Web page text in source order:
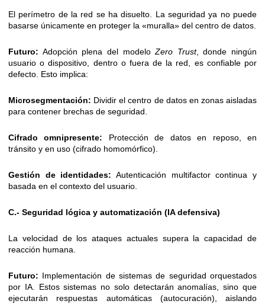
El perímetro de la red se ha disuelto. La seguridad ya no puede
basarse únicamente en proteger la «muralla» del centro de datos.
Futuro: Adopción plena del modeloZero Trust, donde ningún
usuario o dispositivo, dentro o fuera de la red, es confiable por
defecto. Esto implica:
Microsegmentación: Dividir el centro de datos en zonas aisladas
para contener brechas de seguridad.
Cifrado omnipresente: Protección de datos en reposo, en
tránsito y en uso (cifrado homomórfico).
Gestión de identidades: Autenticación multifactor continua y
basada en el contexto del usuario.
C.- Seguridad lógica y automatización (IA defensiva)
La velocidad de los ataques actuales supera la capacidad de
reacción humana.
Futuro: Implementación de sistemas de seguridad orquestados
por IA. Estos sistemas no solo detectarán anomalías, sino que
ejecutarán respuestas automáticas (autocuración), aislando